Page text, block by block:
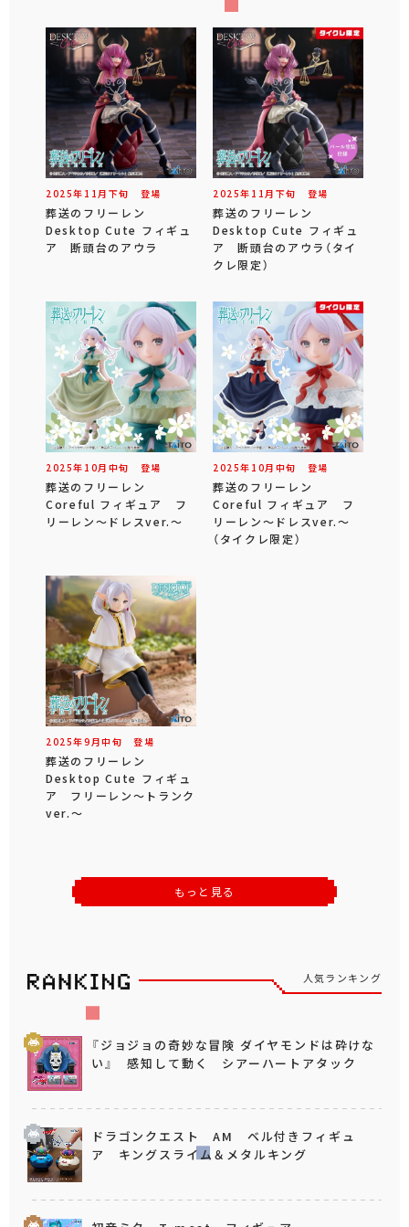
2025年 11 月 下旬 登場
葬送のフリーレン
Desktop Cute フィギュ
ア 断頭台のアウラ
2025年 11 月 下旬 登場
葬送のフリーレン
Desktop Cute フィギュ
ア 断頭台のアウラ（タイ
クレ限定）
2025年 10月 中旬 登場
葬送のフリーレン
Coreful フィギュア フ
リーレン～ドレスver.～
2025年 10月 中旬 登場
葬送のフリーレン
Coreful フィギュア フ
リーレン～ドレスver.～
（タイクレ限定）
2025年9 月中旬 登場
葬送のフリーレン
Desktop Cute フィギュ
ア フリーレン～トランク
ver.～
もっと見る
人気ランキング
『ジョジョの奇妙な冒険 ダイヤモンドは砕けな
い』 感知して動く シアーハートアタック
ドラゴンクエスト AM ベル付きフィギュ
ア キングスライム＆メタルキング